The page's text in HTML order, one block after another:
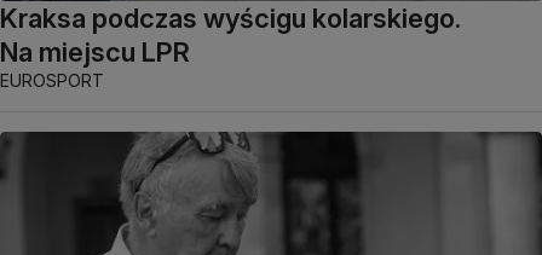
Kraksa podczas wyścigu kolarskiego.
Na miejscu LPR
EUROSPORT